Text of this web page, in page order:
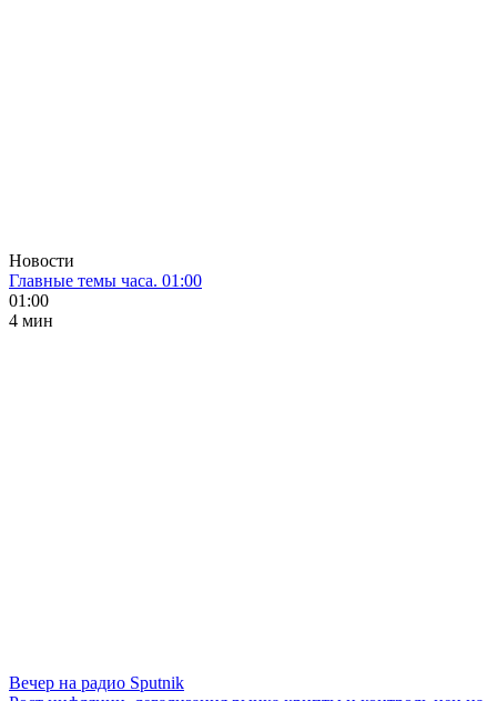
Новости
Главные темы часа. 01:00
01:00
4 мин
Вечер на радио Sputnik